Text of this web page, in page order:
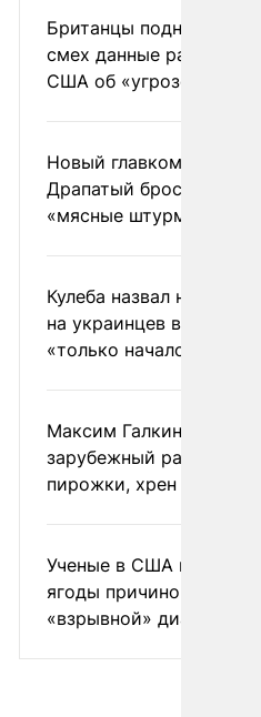
Британцы подняли на
смех данные разведки
США об «угрозе
Новый главком ВСУ
Драпатый бросил
«мясные штурмы»
Кулеба назвал
на украинцев в Польше
«только началом»
Максим Галкин
зарубежный райдер
пирожки, хрен и морс
Ученые в США назвали
ягоды причиной
«взрывной» диареи